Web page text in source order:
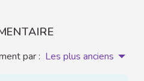
par : Les plus anciens